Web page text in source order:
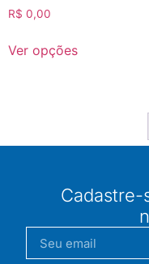
R$ 0,00
Ver opções
Cadastre-